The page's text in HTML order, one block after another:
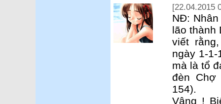
[22.04.2015
NĐ:
lão thành
viết
ngày 1-
mà là tổ
đèn
154).
Vâng !